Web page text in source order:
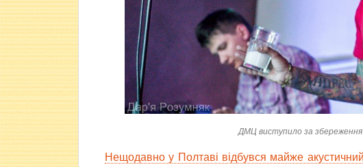
ДМЦ виступило за збереження
Нещодавно у Полтаві відбувся майже